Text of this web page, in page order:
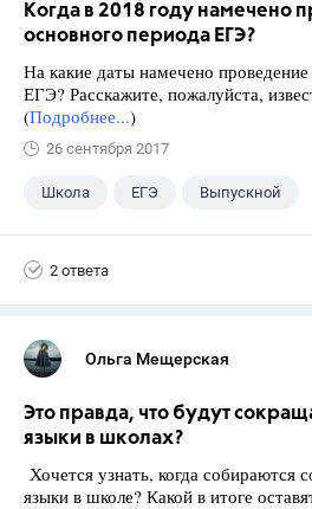
Когда в 2018 году намечено
основного периода ЕГЭ?
На какие даты намечено
ЕГЭ? Расскажите, пожалуйста,
(Подробнее...)
26 сентября 2017
Школа ЕГЭ Выпускной
2 ответа
Ольга Мещерская
Это правда, что будут
языки в школах?
Хочется узнать, когда собираются
языки в школе? Какой в итоге